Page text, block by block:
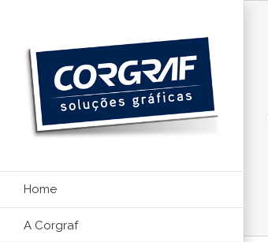
conteúdo
Home
A Corgraf